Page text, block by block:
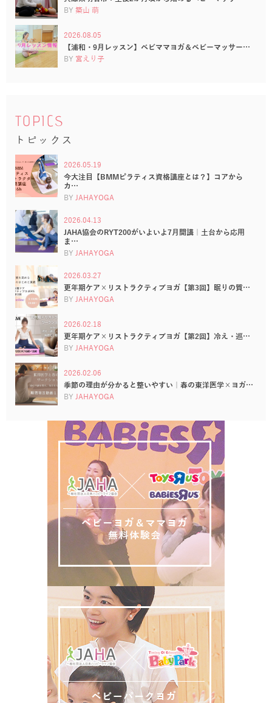
BY 築山 萌
2026.08.05
【浦和・9月レッスン】ベビママヨガ＆ベビーマッサー…
BY 宮えり子
TOPICS
トピックス
2026.05.19
今大注目【BMMピラティス資格講座とは？】コアから
カ…
BY JAHAYOGA
2026.04.13
JAHA協会のRYT200がいよいよ7月開講｜土台から応用
ま…
BY JAHAYOGA
2026.03.27
更年期ケア×リストラクティブヨガ【第3回】眠りの質…
BY JAHAYOGA
2026.02.18
更年期ケア×リストラクティブヨガ【第2回】冷え・巡…
BY JAHAYOGA
2026.02.06
季節の理由が分かると整いやすい｜春の東洋医学×ヨガ…
BY JAHAYOGA